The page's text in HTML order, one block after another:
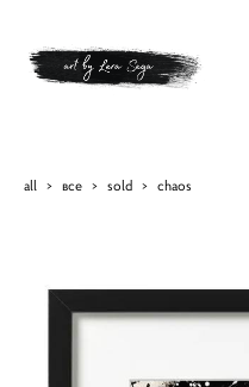
all > все > sold > chaos